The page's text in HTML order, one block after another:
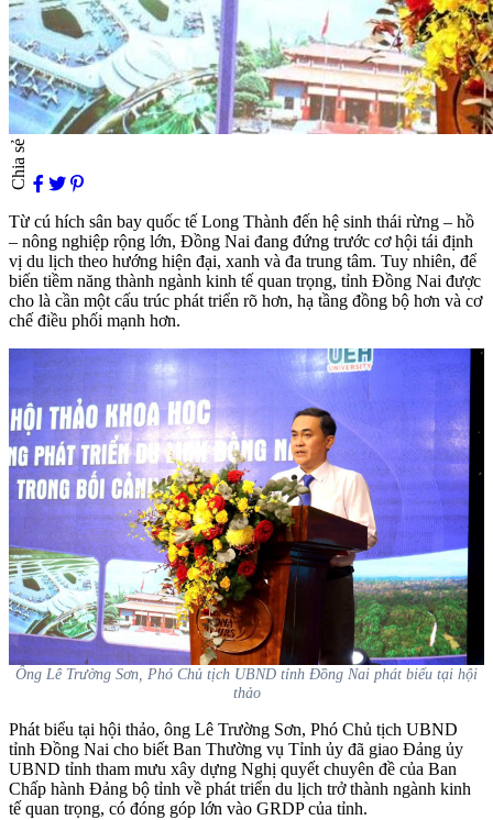
Chia sẻ
Từ cú hích sân bay quốc tế Long Thành đến hệ sinh thái rừng – hồ
– nông nghiệp rộng lớn, Đồng Nai đang đứng trước cơ hội tái định
vị du lịch theo hướng hiện đại, xanh và đa trung tâm. Tuy nhiên, để
biến tiềm năng thành ngành kinh tế quan trọng, tỉnh Đồng Nai được
cho là cần một cấu trúc phát triển rõ hơn, hạ tầng đồng bộ hơn và cơ
chế điều phối mạnh hơn.
Ông Lê Trường Sơn, Phó Chủ tịch UBND tỉnh Đồng Nai phát biểu tại hội
thảo
Phát biểu tại hội thảo, ông Lê Trường Sơn, Phó Chủ tịch UBND
tỉnh Đồng Nai cho biết Ban Thường vụ Tỉnh ủy đã giao Đảng ủy
UBND tỉnh tham mưu xây dựng Nghị quyết chuyên đề của Ban
Chấp hành Đảng bộ tỉnh về phát triển du lịch trở thành ngành kinh
tế quan trọng, có đóng góp lớn vào GRDP của tỉnh.